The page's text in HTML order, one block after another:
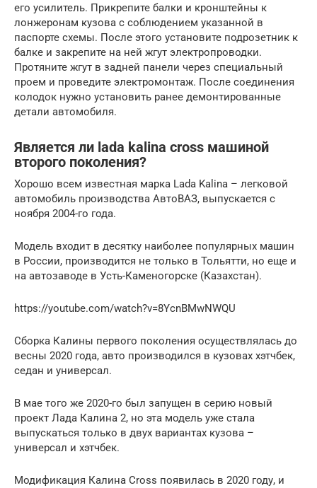
его усилитель. Прикрепите балки и кронштейны к
лонжеронам кузова с соблюдением указанной в
паспорте схемы. После этого установите подрозетник к
балке и закрепите на ней жгут электропроводки.
Протяните жгут в задней панели через специальный
проем и проведите электромонтаж. После соединения
колодок нужно установить ранее демонтированные
детали автомобиля.
Является ли lada kalina cross машиной
второго поколения?
Хорошо всем известная марка Lada Kalina – легковой
автомобиль производства АвтоВАЗ, выпускается с
ноября 2004-го года.
Модель входит в десятку наиболее популярных машин
в России, производится не только в Тольятти, но еще и
на автозаводе в Усть-Каменогорске (Казахстан).
https://youtube.com/watch?v=8YcnBMwNWQU
Сборка Калины первого поколения осуществлялась до
весны 2020 года, авто производился в кузовах хэтчбек,
седан и универсал.
В мае того же 2020-го был запущен в серию новый
проект Лада Калина 2, но эта модель уже стала
выпускаться только в двух вариантах кузова –
универсал и хэтчбек.
Модификация Калина Cross появилась в 2020 году, и